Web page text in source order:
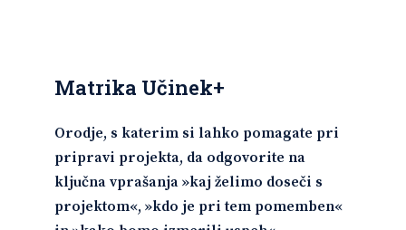
Matrika Učinek+
Orodje, s katerim si lahko pomagate pri
pripravi projekta, da odgovorite na
ključna vprašanja »kaj želimo doseči s
projektom«, »kdo je pri tem pomemben«